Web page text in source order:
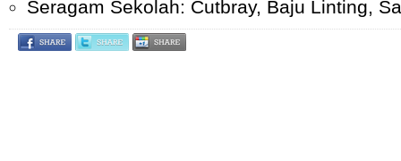
Seragam Sekolah: Cutbray, Baju Linting,